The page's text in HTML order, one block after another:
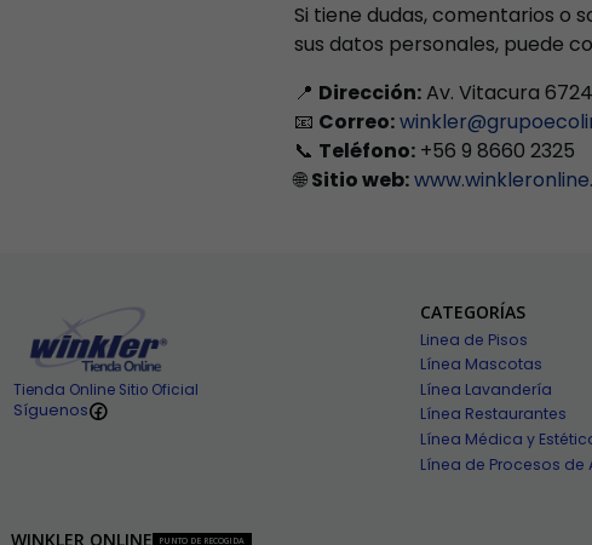
Si tiene dudas, comentarios o
sus datos personales, puede
📍 Dirección:Av. Vitacura
📧 Correo:
📞 Teléfono:+56 9 8660 2325
🌐Sitio web:
Tienda Online Sitio Oficial
Síguenos
CATEGORÍAS
Linea de Pisos
Línea Mascotas
Línea Lavandería
Línea Restaurantes
Línea Médica y
Línea de Procesos de
WINKLER ONLINE PUNTO DE RECOGIDA